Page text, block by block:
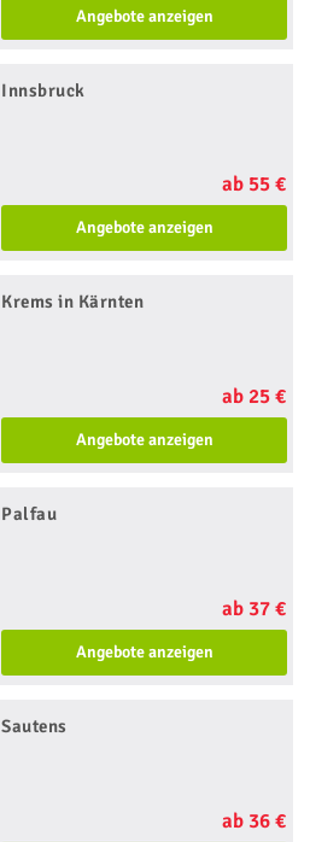
Angebote anzeigen
Innsbruck
ab 55 €
Angebote anzeigen
Krems in Kärnten
ab 25 €
Angebote anzeigen
Palfau
ab 37 €
Angebote anzeigen
Sautens
ab 36 €